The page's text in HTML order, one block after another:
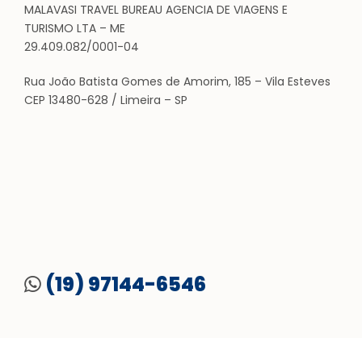
MALAVASI TRAVEL BUREAU AGENCIA DE VIAGENS E
TURISMO LTA – ME
29.409.082/0001-04
Rua João Batista Gomes de Amorim, 185 – Vila Esteves
CEP 13480-628 / Limeira – SP
(19) 97144-6546